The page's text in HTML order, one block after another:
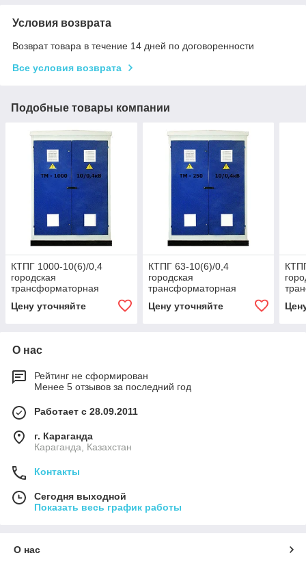
Условия возврата
Возврат товара в течение 14 дней по договоренности
Все условия возврата
Подобные товары компании
КТПГ 1000-10(6)/0,4
городская
трансформаторная
Цену уточняйте
КТПГ 63-10(6)/0,4
городская
трансформаторная
Цену уточняйте
О нас
Рейтинг не сформирован
Менее 5 отзывов за последний год
Работает с 28.09.2011
г. Караганда
Караганда, Казахстан
Контакты
Сегодня выходной
Показать весь график работы
О нас